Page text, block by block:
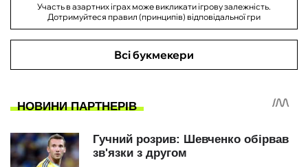
Участь в азартних іграх може викликати ігрову залежність.
Дотримуйтеся правил (принципів) відповідальної гри
Всі букмекери